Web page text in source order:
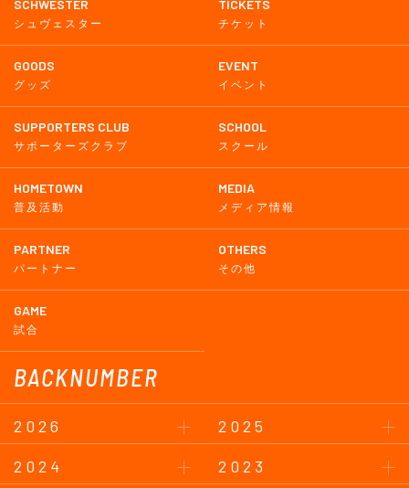
SCHWESTER
シュヴェスター
TICKETS
チケット
GOODS
グッズ
EVENT
イベント
SUPPORTERS CLUB
サポーターズクラブ
SCHOOL
スクール
HOMETOWN
普及活動
MEDIA
メディア情報
PARTNER
パートナー
OTHERS
その他
GAME
試合
BACKNUMBER
2026
2025
2024
2023